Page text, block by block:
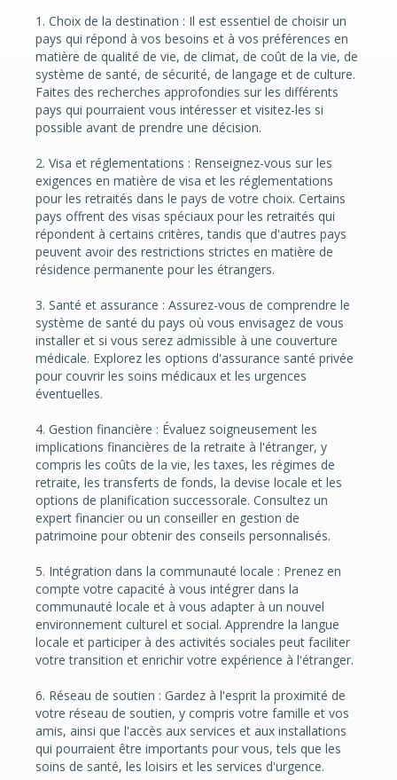
1. Choix de la destination : Il est essentiel de choisir un
pays qui répond à vos besoins et à vos préférences en
matière de qualité de vie, de climat, de coût de la vie, de
système de santé, de sécurité, de langage et de culture.
Faites des recherches approfondies sur les différents
pays qui pourraient vous intéresser et visitez-les si
possible avant de prendre une décision.
2. Visa et réglementations : Renseignez-vous sur les
exigences en matière de visa et les réglementations
pour les retraités dans le pays de votre choix. Certains
pays offrent des visas spéciaux pour les retraités qui
répondent à certains critères, tandis que d'autres pays
peuvent avoir des restrictions strictes en matière de
résidence permanente pour les étrangers.
3. Santé et assurance : Assurez-vous de comprendre le
système de santé du pays où vous envisagez de vous
installer et si vous serez admissible à une couverture
médicale. Explorez les options d'assurance santé privée
pour couvrir les soins médicaux et les urgences
éventuelles.
4. Gestion financière : Évaluez soigneusement les
implications financières de la retraite à l'étranger, y
compris les coûts de la vie, les taxes, les régimes de
retraite, les transferts de fonds, la devise locale et les
options de planification successorale. Consultez un
expert financier ou un conseiller en gestion de
patrimoine pour obtenir des conseils personnalisés.
5. Intégration dans la communauté locale : Prenez en
compte votre capacité à vous intégrer dans la
communauté locale et à vous adapter à un nouvel
environnement culturel et social. Apprendre la langue
locale et participer à des activités sociales peut faciliter
votre transition et enrichir votre expérience à l'étranger.
6. Réseau de soutien : Gardez à l'esprit la proximité de
votre réseau de soutien, y compris votre famille et vos
amis, ainsi que l'accès aux services et aux installations
qui pourraient être importants pour vous, tels que les
soins de santé, les loisirs et les services d'urgence.